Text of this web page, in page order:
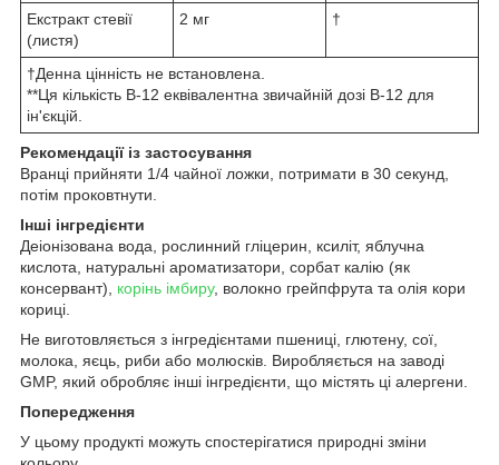
Екстракт стевії
(листя)
2 мг †
†Денна цінність не встановлена.
**Ця кількість B-12 еквівалентна звичайній дозі B-12 для
ін'єкцій.
Рекомендації із застосування
Вранці прийняти 1/4 чайної ложки, потримати в 30 секунд,
потім проковтнути.
Інші інгредієнти
Деіонізована вода, рослинний гліцерин, ксиліт, яблучна
кислота, натуральні ароматизатори, сорбат калію (як
консервант), корінь імбиру, волокно грейпфрута та олія кори
кориці.
Не виготовляється з інгредієнтами пшениці, глютену, сої,
молока, яєць, риби або молюсків. Виробляється на заводі
GMP, який обробляє інші інгредієнти, що містять ці алергени.
Попередження
У цьому продукті можуть спостерігатися природні зміни